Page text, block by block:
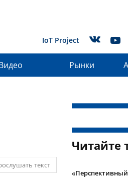
IoT Project
Рынки
текст
Читайте